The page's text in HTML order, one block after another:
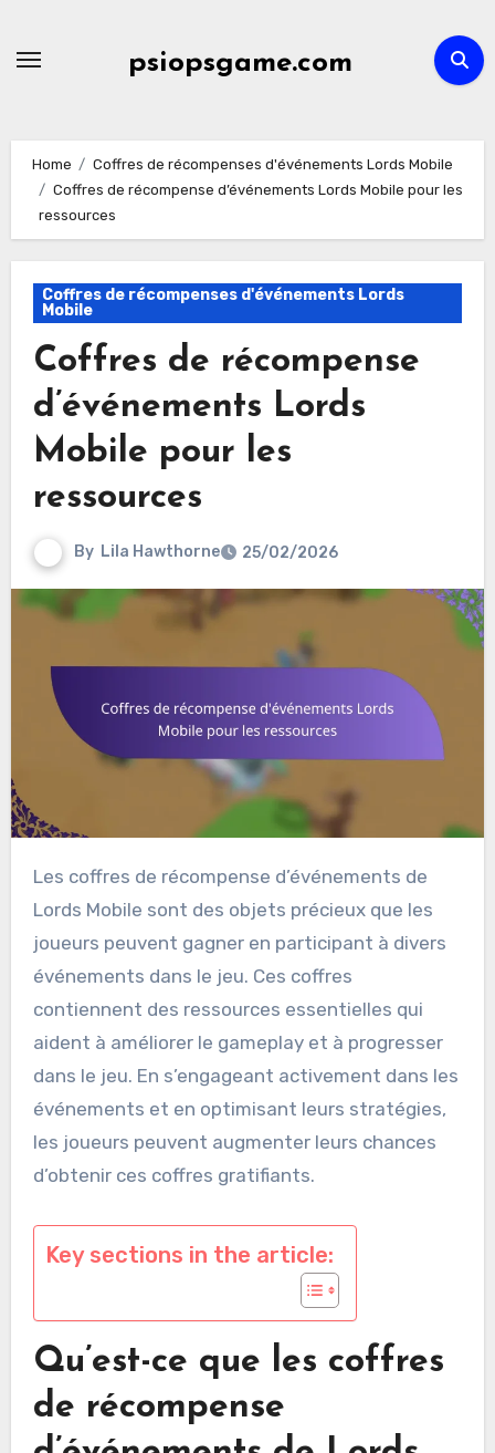
psiopsgame.com
Home
Coffres de récompenses d'événements Lords Mobile
Coffres de récompense d’événements Lords Mobile pour les
ressources
Coffres de récompenses d'événements Lords
Mobile
Coffres de récompense
d’événements Lords
Mobile pour les
ressources
By Lila Hawthorne 25/02/2026
Les coffres de récompense d’événements de
Lords Mobile sont des objets précieux que les
joueurs peuvent gagner en participant à divers
événements dans le jeu. Ces coffres
contiennent des ressources essentielles qui
aident à améliorer le gameplay et à progresser
dans le jeu. En s’engageant activement dans les
événements et en optimisant leurs stratégies,
les joueurs peuvent augmenter leurs chances
d’obtenir ces coffres gratifiants.
Key sections in the article:
Qu’est-ce que les coffres
de récompense